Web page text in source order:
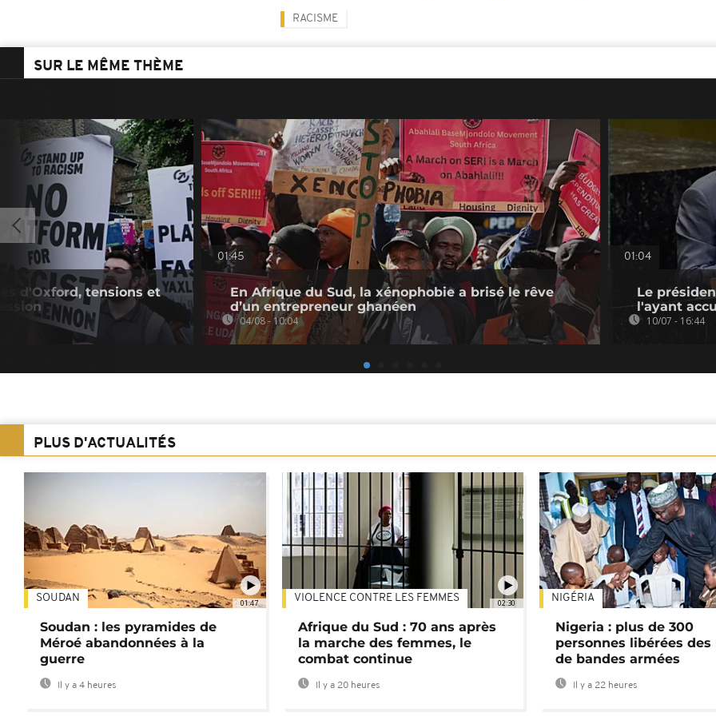
RACISME
SUR LE MÊME THÈME
d'Oxford, tensions et
01:45
En Afrique du Sud, la xénophobie a brisé le rêve
d’un entrepreneur ghanéen
04/08 - 10:04
01:04
Le
l'ayant
10/07 - 16:44
PLUS D'ACTUALITÉS
01:47
SOUDAN
Soudan : les pyramides de
Méroé abandonnées à la
guerre
Il y a 4 heures
02:30
VIOLENCE CONTRE LES FEMMES
Afrique du Sud : 70 ans après
la marche des femmes, le
combat continue
Il y a 20 heures
NIGÉRIA
Nigeria : plus de 300
personnes libérées des
de bandes armées
Il y a 22 heures